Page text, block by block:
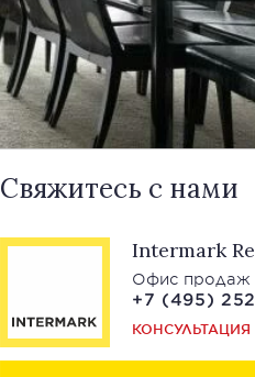
Свяжитесь с нами
Intermark
Офис продаж
+7 (495)
КОНСУЛЬТАЦИЯ